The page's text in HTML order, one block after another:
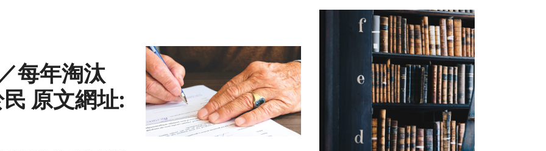
每年淘汰
原文網址: